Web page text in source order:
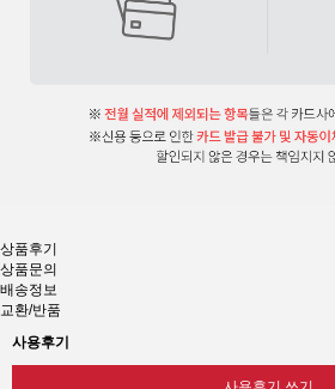
상품후기
상품문의
배송정보
교환/반품
사용후기